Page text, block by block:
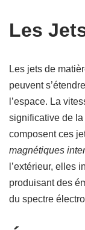
Les
Les jets de
peuvent
l’espace. La
significative de
composent ces
magnétiques
l’extérieur, elles
produisant des
du spectre